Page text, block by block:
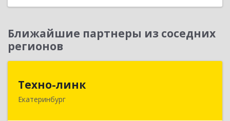
Ближайшие партнеры из соседних
регионов
Техно-линк
Екатеринбург
620000, Свердловская обл, Екатеринбург г,